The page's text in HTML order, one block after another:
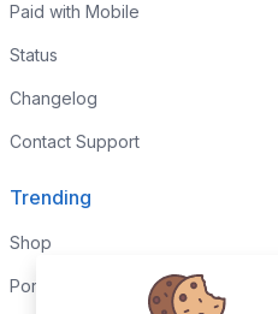
Paid with Mobile
Status
Changelog
Contact Support
Trending
Shop
Portfolio